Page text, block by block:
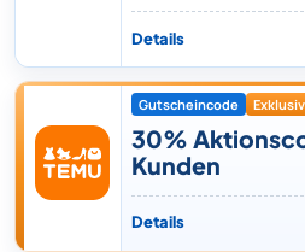
Details
Gutscheincode Exklusiv
30%
Kunden
Details